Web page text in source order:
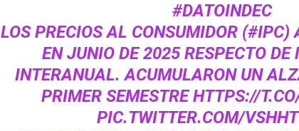
#DATOINDEC
LOS PRECIOS AL CONSUMIDOR (#IPC)
EN JUNIO DE 2025 RESPECTO DE
INTERANUAL. ACUMULARON UN
PRIMER SEMESTREHTTPS://
PIC.TWITTER.COM/